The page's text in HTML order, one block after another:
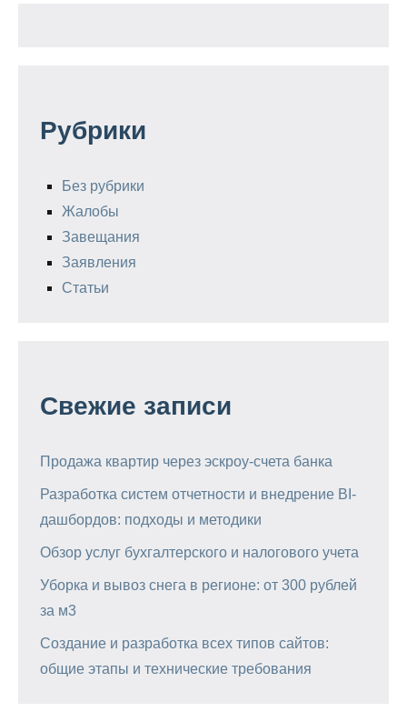
Рубрики
Без рубрики
Жалобы
Завещания
Заявления
Статьи
Свежие записи
Продажа квартир через эскроу-счета банка
Разработка систем отчетности и внедрение BI-
дашбордов: подходы и методики
Обзор услуг бухгалтерского и налогового учета
Уборка и вывоз снега в регионе: от 300 рублей
за м3
Создание и разработка всех типов сайтов:
общие этапы и технические требования